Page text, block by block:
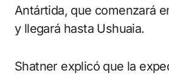
Antártida, que comenzará
y llegará hasta Ushuaia.
Shatner explicó que la